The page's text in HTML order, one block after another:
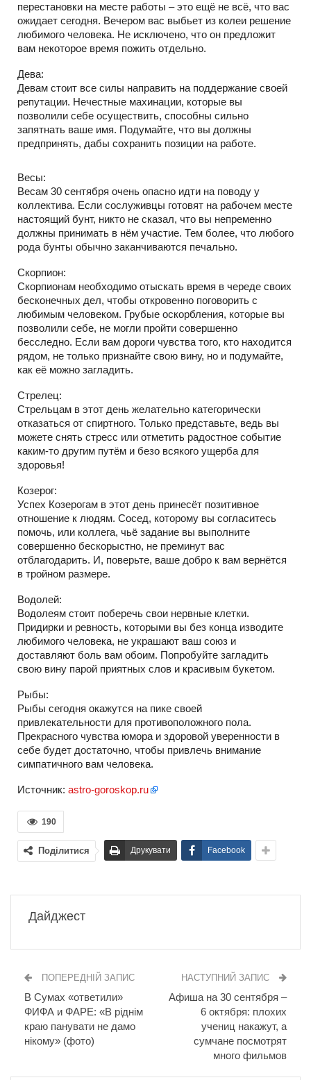
перестановки на месте работы – это ещё не всё, что вас
ожидает сегодня. Вечером вас выбьет из колеи решение
любимого человека. Не исключено, что он предложит
вам некоторое время пожить отдельно.
Дева:
Девам стоит все силы направить на поддержание своей
репутации. Нечестные махинации, которые вы
позволили себе осуществить, способны сильно
запятнать ваше имя. Подумайте, что вы должны
предпринять, дабы сохранить позиции на работе.
Весы:
Весам 30 сентября очень опасно идти на поводу у
коллектива. Если сослуживцы готовят на рабочем месте
настоящий бунт, никто не сказал, что вы непременно
должны принимать в нём участие. Тем более, что любого
рода бунты обычно заканчиваются печально.
Скорпион:
Скорпионам необходимо отыскать время в череде своих
бесконечных дел, чтобы откровенно поговорить с
любимым человеком. Грубые оскорбления, которые вы
позволили себе, не могли пройти совершенно
бесследно. Если вам дороги чувства того, кто находится
рядом, не только признайте свою вину, но и подумайте,
как её можно загладить.
Стрелец:
Стрельцам в этот день желательно категорически
отказаться от спиртного. Только представьте, ведь вы
можете снять стресс или отметить радостное событие
каким-то другим путём и безо всякого ущерба для
здоровья!
Козерог:
Успех Козерогам в этот день принесёт позитивное
отношение к людям. Сосед, которому вы согласитесь
помочь, или коллега, чьё задание вы выполните
совершенно бескорыстно, не преминут вас
отблагодарить. И, поверьте, ваше добро к вам вернётся
в тройном размере.
Водолей:
Водолеям стоит поберечь свои нервные клетки.
Придирки и ревность, которыми вы без конца изводите
любимого человека, не украшают ваш союз и
доставляют боль вам обоим. Попробуйте загладить
свою вину парой приятных слов и красивым букетом.
Рыбы:
Рыбы сегодня окажутся на пике своей
привлекательности для противоположного пола.
Прекрасного чувства юмора и здоровой уверенности в
себе будет достаточно, чтобы привлечь внимание
симпатичного вам человека.
Источник: astro-goroskop.ru
190
Поділитися Друкувати Facebook
Дайджест
ПОПЕРЕДНІЙ ЗАПИС
В Сумах «ответили»
ФИФА и ФАРЕ: «В ріднім
краю панувати не дамо
нікому» (фото)
НАСТУПНИЙ ЗАПИС
Афиша на 30 сентября –
6 октября: плохих
учениц накажут, а
сумчане посмотрят
много фильмов